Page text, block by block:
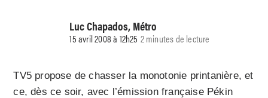
Luc Chapados, Métro
15 avril 2008 à 12h25 2 minutes de lecture
TV5 propose de chasser la monotonie printanière, et
ce, dès ce soir, avec l’émission française Pékin